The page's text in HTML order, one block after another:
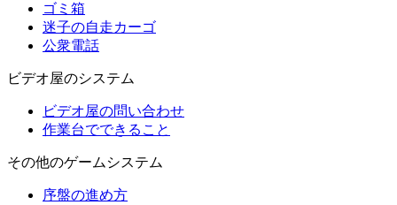
ゴミ箱
迷子の自走カーゴ
公衆電話
ビデオ屋のシステム
ビデオ屋の問い合わせ
作業台でできること
その他のゲームシステム
序盤の進め方